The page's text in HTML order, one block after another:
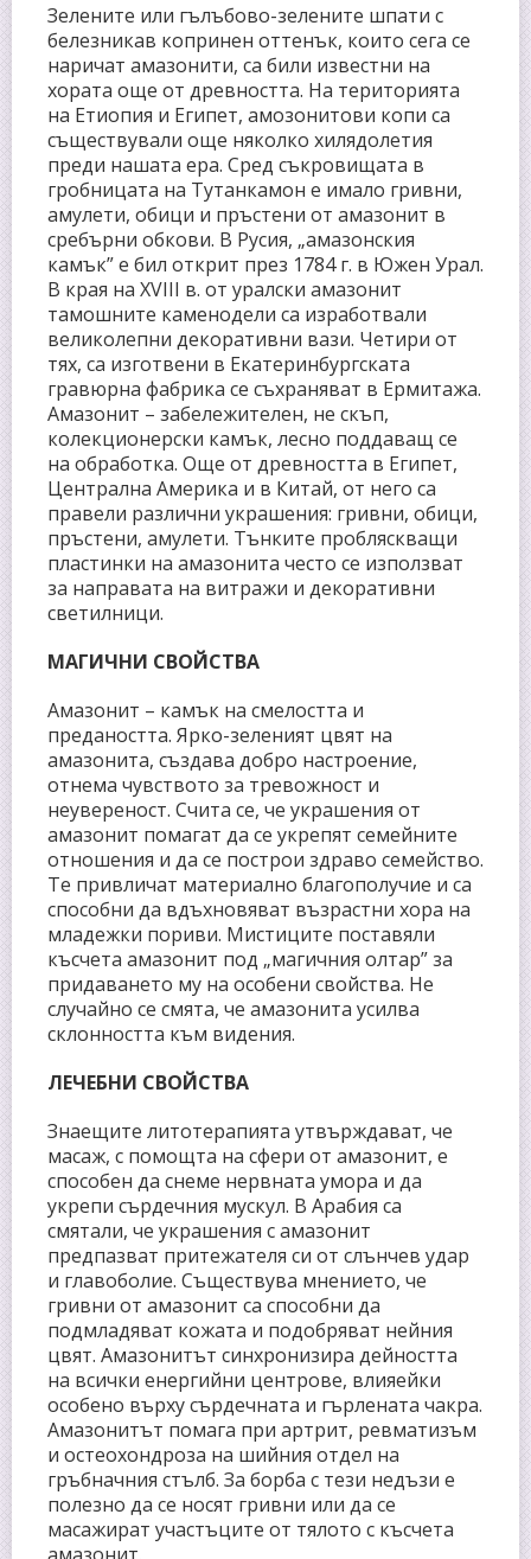
Зелените или гълъбово-зелените шпати с
белезникав копринен оттенък, които сега се
наричат амазонити, са били известни на
хората още от древността. На територията
на Етиопия и Египет, амозонитови копи са
съществували още няколко хилядолетия
преди нашата ера. Сред съкровищата в
гробницата на Тутанкамон е имало гривни,
амулети, обици и пръстени от амазонит в
сребърни обкови. В Русия, „амазонския
камък” е бил открит през 1784 г. в Южен Урал.
В края на ХVІІІ в. от уралски амазонит
тамошните каменодели са изработвали
великолепни декоративни вази. Четири от
тях, са изготвени в Екатеринбургската
гравюрна фабрика се съхраняват в Ермитажа.
Амазонит – забележителен, не скъп,
колекционерски камък, лесно поддаващ се
на обработка. Още от древността в Египет,
Централна Америка и в Китай, от него са
правели различни украшения: гривни, обици,
пръстени, амулети. Тънките пробляскващи
пластинки на амазонита често се използват
за направата на витражи и декоративни
светилници.
МАГИЧНИ СВОЙСТВА
Амазонит – камък на смелостта и
предаността. Ярко-зеленият цвят на
амазонита, създава добро настроение,
отнема чувството за тревожност и
неувереност. Счита се, че украшения от
амазонит помагат да се укрепят семейните
отношения и да се построи здраво семейство.
Те привличат материално благополучие и са
способни да вдъхновяват възрастни хора на
младежки пориви. Мистиците поставяли
късчета амазонит под „магичния олтар” за
придаването му на особени свойства. Не
случайно се смята, че амазонита усилва
склонността към видения.
ЛЕЧЕБНИ СВОЙСТВА
Знаещите литотерапията утвърждават, че
масаж, с помощта на сфери от амазонит, е
способен да снеме нервната умора и да
укрепи сърдечния мускул. В Арабия са
смятали, че украшения с амазонит
предпазват притежателя си от слънчев удар
и главоболие. Съществува мнението, че
гривни от амазонит са способни да
подмладяват кожата и подобряват нейния
цвят. Амазонитът синхронизира дейността
на всички енергийни центрове, влияейки
особено върху сърдечната и гърлената чакра.
Амазонитът помага при артрит, ревматизъм
и остеохондроза на шийния отдел на
гръбначния стълб. За борба с тези недъзи е
полезно да се носят гривни или да се
масажират участъците от тялото с късчета
амазонит.